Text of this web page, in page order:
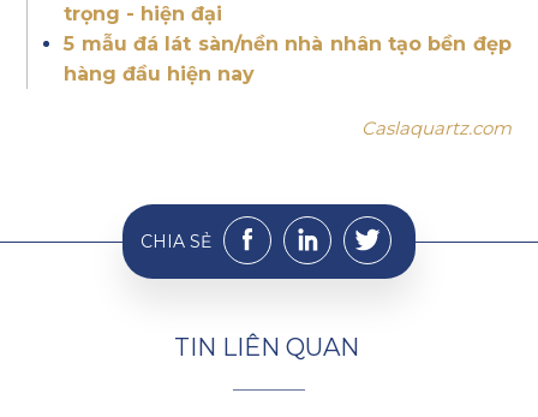
trọng - hiện đại
5 mẫu đá lát sàn/nền nhà nhân tạo bền đẹp
hàng đầu hiện nay
Caslaquartz.com
CHIA SẺ
TIN LIÊN QUAN